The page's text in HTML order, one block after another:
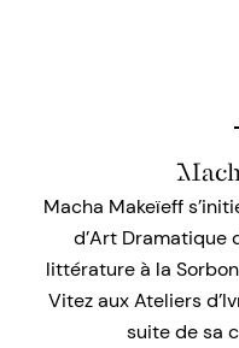
Macha Makeïeff
d’Art Dramatique
littérature à la
Vitez aux Ateliers
suite de sa